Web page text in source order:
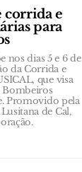
corrida e
para
nos dias 5 e 6 de
da Corrida e
que visa
Bombeiros
Promovido pela
de Cal,